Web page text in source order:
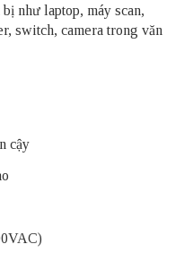
như laptop, máy scan,
switch, camera trong văn
cậy